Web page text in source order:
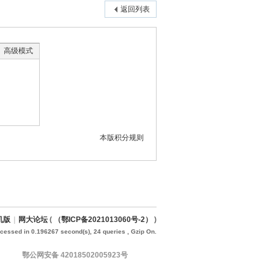
返回列表
高级模式
本版积分规则
版 网大论坛 ( （鄂ICP备2021013060号-2） )
in 0.196267 second(s), 24 queries , Gzip On.
鄂公网安备 42018502005923号